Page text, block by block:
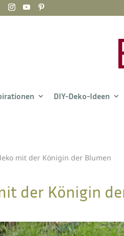
DIY-Deko-Ideen
mit der Königin der Blumen
der Königin